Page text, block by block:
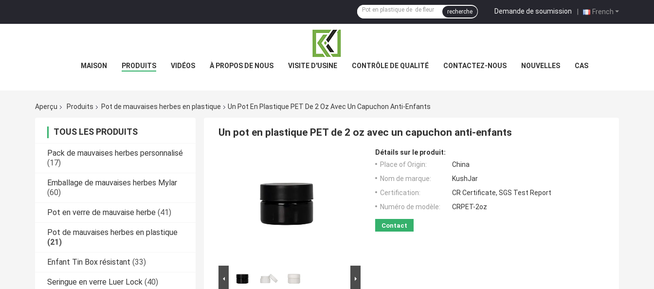
French
Demande de soumission |
recherche
MAISON PRODUITS VIDÉOS À PROPOS DE NOUS VISITE D'USINE CONTRÔLE DE QUALITÉ CONTACTEZ-NOUS NOUVELLES CAS
Aperçu Produits Pot de mauvaises herbes en plastique Un Pot En Plastique PET De 2 Oz Avec Un Capuchon Anti-Enfants
TOUS LES PRODUITS
Pack de mauvaises herbes personnalisé
(17)
Emballage de mauvaises herbes Mylar
(60)
Pot en verre de mauvaise herbe (41)
Pot de mauvaises herbes en plastique
(21)
Enfant Tin Box résistant (33)
Seringue en verre Luer Lock (40)
Un pot en plastique PET de 2 oz avec un capuchon anti-enfants
Détails sur le produit:
Place of Origin:
China
Nom de marque:
KushJar
Certification:
CR Certificate, SGS Test Report
Numéro de modèle:
CRPET-2oz
Contact